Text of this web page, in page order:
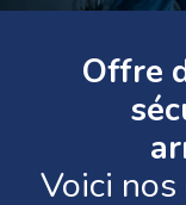
Offre
Voici